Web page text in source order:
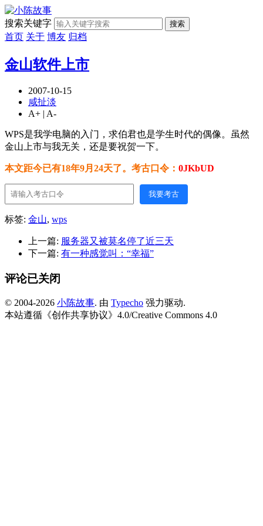
搜索关键字 搜索
首页 关于 博友 归档
金山软件上市
2007-10-15
咸扯淡
A+ | A-
WPS是我学电脑的入门，求伯君也是学生时代的偶像。虽然
金山上市与我无关，还是要祝贺一下。
本文距今已有18年9月24天了。考古口令： 0JKbUD
我要考古
标签: 金山, wps
上一篇: 服务器又被莫名停了近三天
下一篇: 有一种感觉叫：“幸福”
评论已关闭
© 2004-2026 小陈故事. 由 Typecho 强力驱动.
本站遵循《创作共享协议》4.0/Creative Commons 4.0